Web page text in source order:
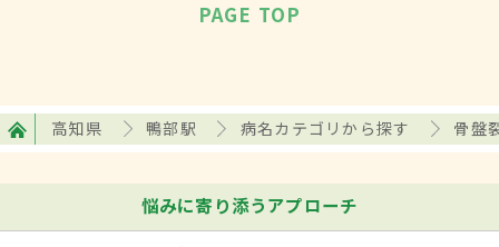
PAGE TOP
高知県 鴨部駅 病名カテゴリから探す 骨盤
悩みに寄り添うアプローチ